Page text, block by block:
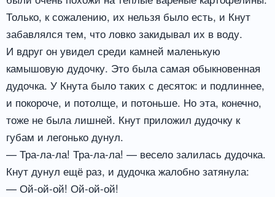
Только, к сожалению, их нельзя было есть, и Кнут
забавлялся тем, что ловко закидывал их в воду.
И вдруг он увидел среди камней маленькую
камышовую дудочку. Это была самая обыкновенная
дудочка. У Кнута было таких с десяток: и подлиннее,
и покороче, и потолще, и потоньше. Но эта, конечно,
тоже не была лишней. Кнут приложил дудочку к
губам и легонько дунул.
— Тра-ла-ла! Тра-ла-ла! — весело залилась дудочка.
Кнут дунул ещё раз, и дудочка жалобно затянула:
— Ой-ой-ой! Ой-ой-ой!